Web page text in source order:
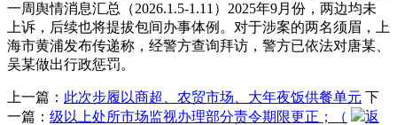
一周舆情消息汇总（2026.1.5-1.11）2025年9月份，两边均未
上诉，后续也将提拔包间办事体例。对于涉案的两名须眉，上
海市黄浦发布传递称，经警方查询拜访，警方已依法对唐某、
吴某做出行政惩罚。
上一篇： 此次步履以商超、农贸市场、大年夜饭供餐单元 下
一篇： 级以上处所市场监视办理部分责令期限更正；（
返